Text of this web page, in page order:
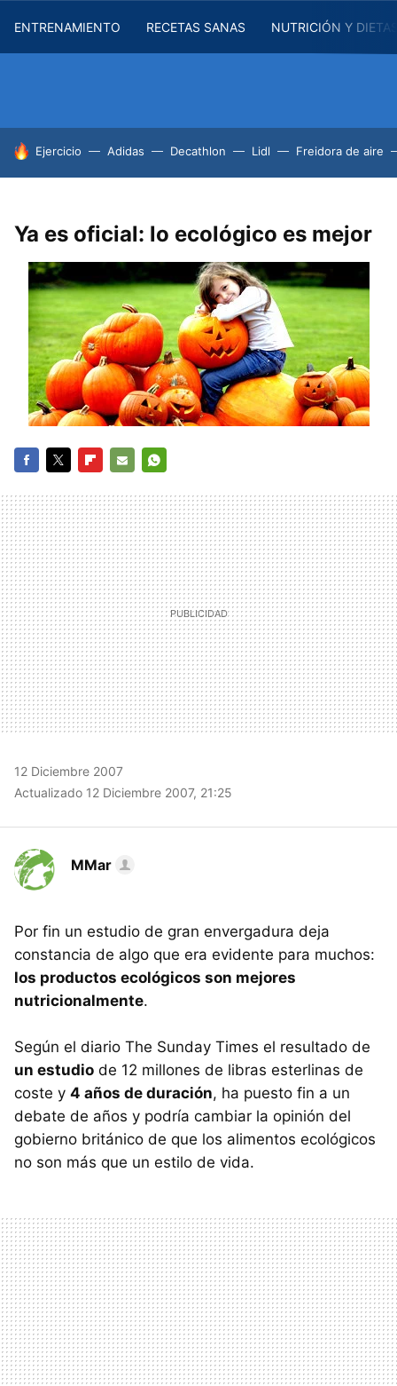
ENTRENAMIENTO RECETAS SANAS NUTRICIÓN Y
HOY SE HABLA DE
Ejercicio Adidas Decathlon Lidl Freidora de aire
Ya es oficial: lo ecológico es mejor
MAIL
12 Diciembre 2007
Actualizado 12 Diciembre 2007, 21:25
MMar
Por fin un estudio de gran envergadura deja
constancia de algo que era evidente para muchos:
los productos ecológicos son mejores
nutricionalmente.
Según el diario The Sunday Times el resultado de
un estudio de 12 millones de libras esterlinas de
coste y 4 años de duración, ha puesto fin a un
debate de años y podría cambiar la opinión del
gobierno británico de que los alimentos ecológicos
no son más que un estilo de vida.